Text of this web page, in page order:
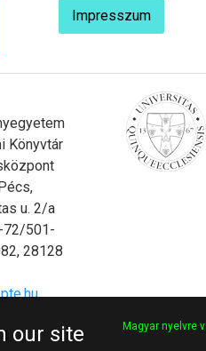
Impresszum
Könyvtár
u. 2/a
72/501-
28128
our site Magyar nyelvre